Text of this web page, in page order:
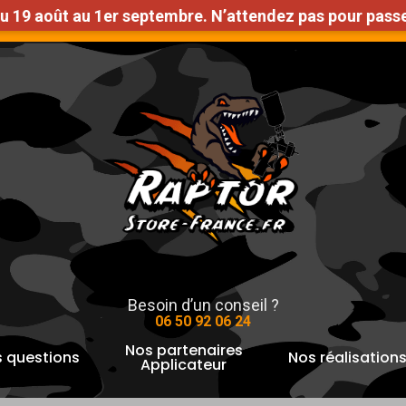
au 1er septembre. N’attendez pas pour passer vos
Gratuite en France métropolitaine à partir de 1000€
fermer
Besoin d’un conseil ?
06 50 92 06 24
questions Nos partenaires
Applicateur Nos réalisations
Lames de Cutter 9mm x10